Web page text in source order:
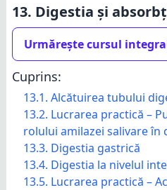
13. Digestia și
Urmărește cursul
Cuprins:
13.1. Alcătuirea tubului
13.2. Lucrarea practică –
rolului amilazei salivare în
13.3. Digestia gastrică
13.4. Digestia la nivelul
13.5. Lucrarea practică –